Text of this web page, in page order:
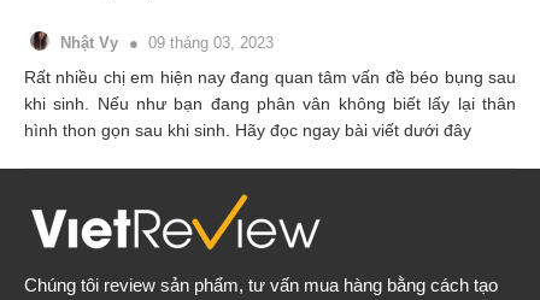
Nhật Vy 09 tháng 03, 2023
Rất nhiều chị em hiện nay đang quan tâm vấn đề béo bụng sau
khi sinh. Nếu như bạn đang phân vân không biết lấy lại thân
hình thon gọn sau khi sinh. Hãy đọc ngay bài viết dưới đây
Chúng tôi review sản phẩm, tư vấn mua hàng bằng cách tạo